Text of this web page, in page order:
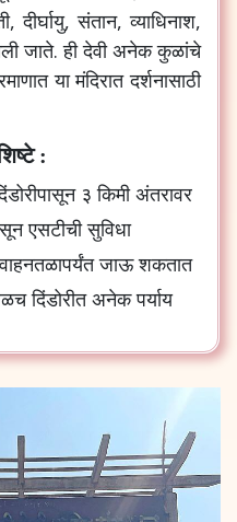
दीर्घायु, संतान, व्याधिनाश,
जाते. ही देवी अनेक कुळांचे
या मंदिरात दर्शनासाठी
:
३ किमी अंतरावर
एसटीची सुविधा
जाऊ शकतात
दिंडोरीत अनेक पर्याय